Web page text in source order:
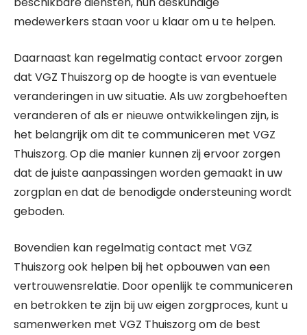
medewerkers staan voor u klaar om u te helpen.
Daarnaast kan regelmatig contact ervoor zorgen
dat VGZ Thuiszorg op de hoogte is van eventuele
veranderingen in uw situatie. Als uw zorgbehoeften
veranderen of als er nieuwe ontwikkelingen zijn, is
het belangrijk om dit te communiceren met VGZ
Thuiszorg. Op die manier kunnen zij ervoor zorgen
dat de juiste aanpassingen worden gemaakt in uw
zorgplan en dat de benodigde ondersteuning wordt
geboden.
Bovendien kan regelmatig contact met VGZ
Thuiszorg ook helpen bij het opbouwen van een
vertrouwensrelatie. Door openlijk te communiceren
en betrokken te zijn bij uw eigen zorgproces, kunt u
samenwerken met VGZ Thuiszorg om de best